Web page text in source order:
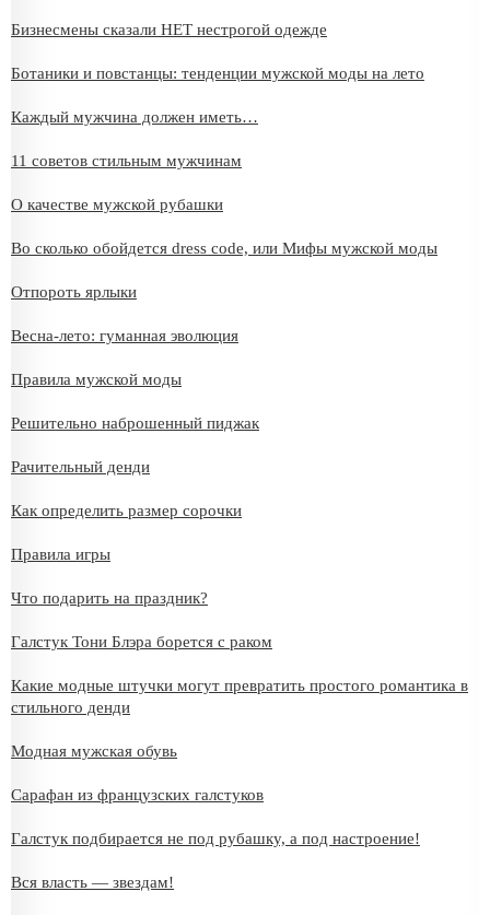
Бизнесмены сказали НЕТ нестрогой одежде
Ботаники и повстанцы: тенденции мужской моды на лето
Каждый мужчина должен иметь…
11 советов стильным мужчинам
О качестве мужской рубашки
Во сколько обойдется dress code, или Мифы мужской моды
Отпороть ярлыки
Весна-лето: гуманная эволюция
Правила мужской моды
Решительно наброшенный пиджак
Рачительный денди
Как определить размер сорочки
Правила игры
Что подарить на праздник?
Галстук Тони Блэра борется с раком
Какие модные штучки могут превратить простого романтика в
стильного денди
Модная мужская обувь
Сарафан из французских галстуков
Галстук подбирается не под рубашку, а под настроение!
Вся власть — звездам!